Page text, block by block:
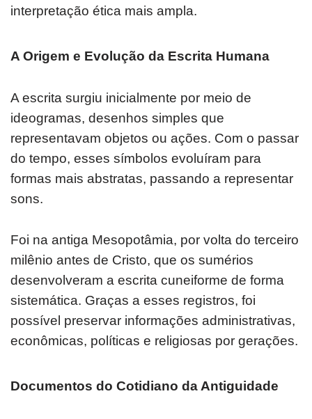
interpretação ética mais ampla.
A Origem e Evolução da Escrita Humana
A escrita surgiu inicialmente por meio de
ideogramas, desenhos simples que
representavam objetos ou ações. Com o passar
do tempo, esses símbolos evoluíram para
formas mais abstratas, passando a representar
sons.
Foi na antiga Mesopotâmia, por volta do terceiro
milênio antes de Cristo, que os sumérios
desenvolveram a escrita cuneiforme de forma
sistemática. Graças a esses registros, foi
possível preservar informações administrativas,
econômicas, políticas e religiosas por gerações.
Documentos do Cotidiano da Antiguidade